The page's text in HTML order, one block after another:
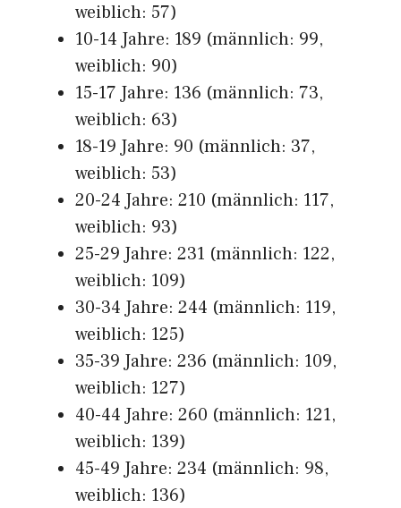
weiblich: 57)
10-14 Jahre: 189 (männlich: 99,
weiblich: 90)
15-17 Jahre: 136 (männlich: 73,
weiblich: 63)
18-19 Jahre: 90 (männlich: 37,
weiblich: 53)
20-24 Jahre: 210 (männlich: 117,
weiblich: 93)
25-29 Jahre: 231 (männlich: 122,
weiblich: 109)
30-34 Jahre: 244 (männlich: 119,
weiblich: 125)
35-39 Jahre: 236 (männlich: 109,
weiblich: 127)
40-44 Jahre: 260 (männlich: 121,
weiblich: 139)
45-49 Jahre: 234 (männlich: 98,
weiblich: 136)